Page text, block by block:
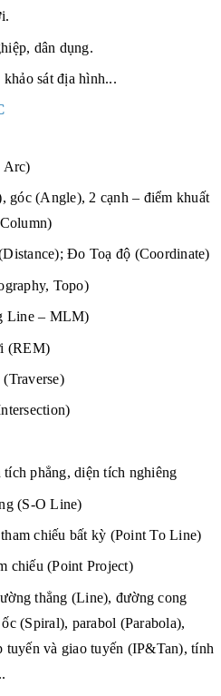
dân dụng.
sát địa hình...
Arc)
góc (Angle), 2 cạnh – điểm khuất
Đo Toạ độ (Coordinate)
Topo)
Line – MLM)
(REM)
phẳng, diện tích nghiêng
(S-O Line)
chiếu bất kỳ (Point To Line)
chiếu (Point Project)
thẳng (Line), đường cong
(Spiral), parabol (Parabola),
tuyến và giao tuyến (IP&Tan), tính